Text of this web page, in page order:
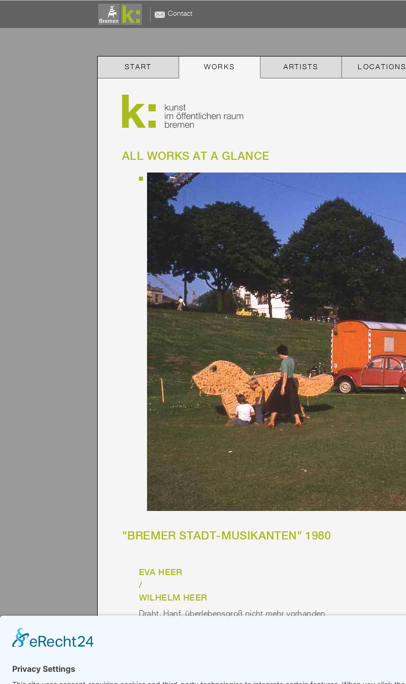
Contact
START WORKS ARTISTS LOCATIONS
ALL WORKS AT A GLANCE
"BREMER STADT-MUSIKANTEN" 1980
EVA HEER
/
WILHELM HEER
Draht, Hanf, überlebensgroß nicht mehr vorhanden